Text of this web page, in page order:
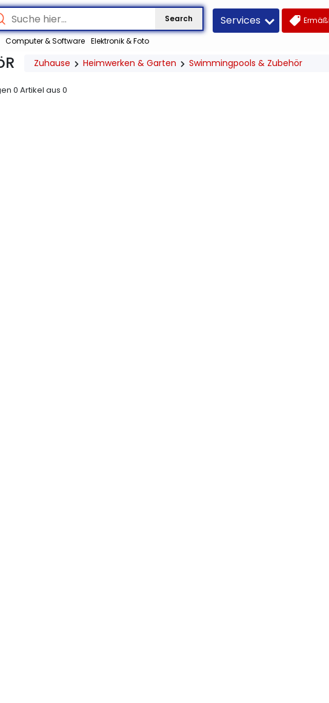
Search
Computer & Software Elektronik & Foto
Services
Zuhause Heimwerken & Garten Swimmingpools & Zubehör
0 Artikel aus 0